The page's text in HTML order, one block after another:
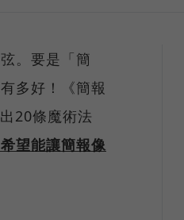
。要是「簡
多好！《簡報
20條魔術法
望能讓簡報像